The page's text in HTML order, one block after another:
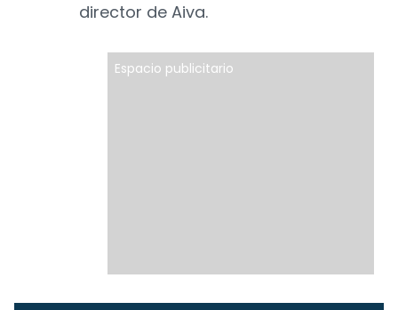
director de Aiva.
Espacio publicitario